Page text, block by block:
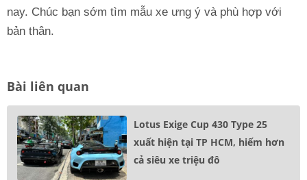
nay. Chúc bạn sớm tìm mẫu xe ưng ý và phù hợp với
bản thân.
Bài liên quan
Lotus Exige Cup 430 Type 25
xuất hiện tại TP HCM, hiếm hơn
cả siêu xe triệu đô